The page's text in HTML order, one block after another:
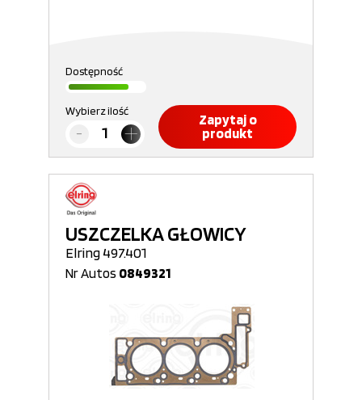
Dostępność
Wybierz ilość
Zapytaj o
produkt
USZCZELKA GŁOWICY
Elring 497.401
Nr Autos 0849321